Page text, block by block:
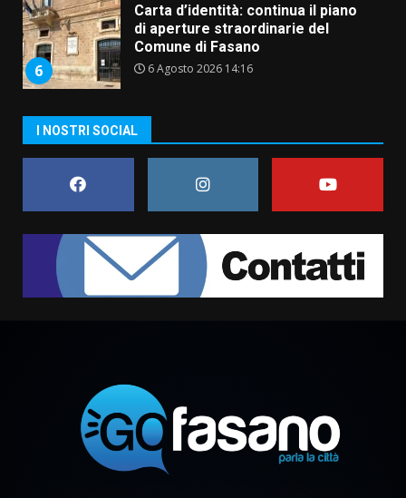
6
Carta d’identità: continua il piano
di aperture straordinarie del
Comune di Fasano
6 Agosto 2026 14:16
Grazia Neglia, coordinatrice
cittadina di Fratelli d’Italia,
6 Agosto 2026 08:00
1
Savelletri in festa, domani sera
grande spettacolo con Uccio De
Santis
8 Agosto 2026 07:30
giusta”
8 Agosto 2026 07:15
“I Contestatori: Musica di
Rivoluzione”: nuovo
I NOSTRI SOCIAL